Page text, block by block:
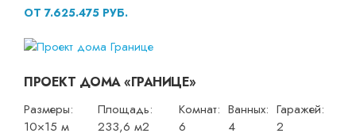
ОТ 7.625.475 РУБ.
ПРОЕКТ ДОМА «ГРАНИЦЕ»
Размеры:
10×15 м
Площадь:
233,6 м2
Комнат:
6
Ванных:
4
Гаражей:
2